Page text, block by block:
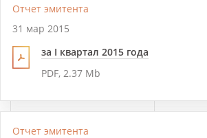
Отчет эмитента
31 мар 2015
за I квартал 2015 года
PDF, 2.37 Mb
Отчет эмитента